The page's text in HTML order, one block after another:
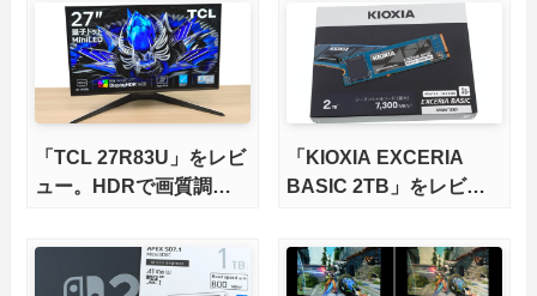
X870Eマザーボードを徹
底検証
「TCL 27R83U」をレビ
ュー。HDRで画質調整
輝度も発揮！
「KIOXIA EXCERIA
BASIC 2TB」をレビュ
力、高性能、高コスパを
実現！